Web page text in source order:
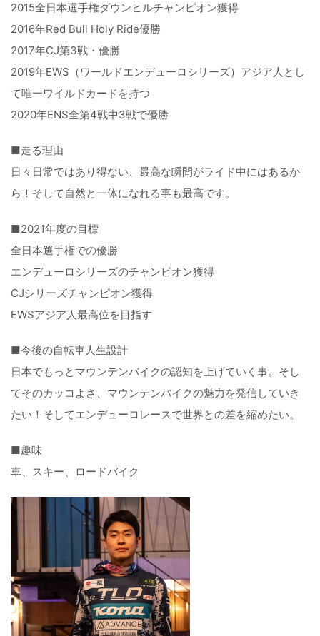
2015全日本選手権ダウンヒルチャンピオン獲得
2016年Red Bull Holy Ride優勝
2017年CJ第3戦・優勝
2019年EWS（ワールドエンデューロシリーズ）アジア人とし
て唯一ワイルドカードを持つ
2020年ENS全第4戦中3戦で優勝
■走る理由
日々日常ではあり得ない、最高な瞬間がライド中にはあるか
ら！そして自然と一体になれる事も最高です。
■2021年度の目標
全日本選手権での優勝
エンデューロシリーズのチャンピオン獲得
CJシリーズチャンピオン獲得
EWSアジア人最高位を目指す
■今後の自転車人生設計
日本でもっとマウンテンバイクの認知を上げていく事。そし
てそのカッコよさ、マウンテンバイクの魅力を発信していき
たい！そしてエンデューロレースで世界との差を縮めたい。
■趣味
車、スキー、ロードバイク